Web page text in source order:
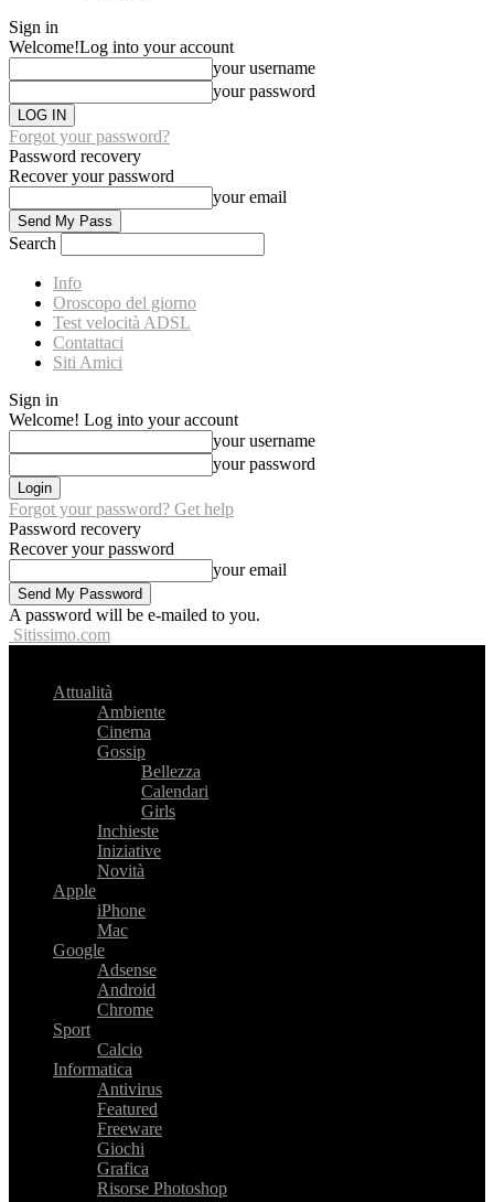
Sign in
Welcome!Log into your account
your username
your password
Forgot your password?
Password recovery
Recover your password
your email
Search
Info
Oroscopo del giorno
Test velocità ADSL
Contattaci
Siti Amici
Sign in
Welcome! Log into your account
your username
your password
Forgot your password? Get help
Password recovery
Recover your password
your email
A password will be e-mailed to you.
Sitissimo.com
Attualità
Ambiente
Cinema
Gossip
Bellezza
Calendari
Girls
Inchieste
Iniziative
Novità
Apple
iPhone
Mac
Google
Adsense
Android
Chrome
Sport
Calcio
Informatica
Antivirus
Featured
Freeware
Giochi
Grafica
Risorse Photoshop